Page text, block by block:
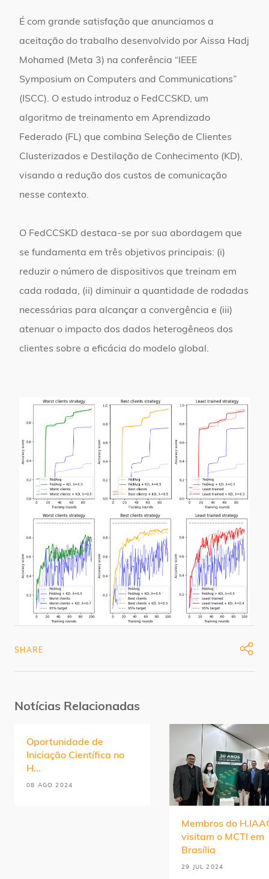
É com grande satisfação que anunciamos a
aceitação do trabalho desenvolvido por Aissa Hadj
Mohamed (Meta 3) na conferência “IEEE
Symposium on Computers and Communications”
(ISCC). O estudo introduz o FedCCSKD, um
algoritmo de treinamento em Aprendizado
Federado (FL) que combina Seleção de Clientes
Clusterizados e Destilação de Conhecimento (KD),
visando a redução dos custos de comunicação
nesse contexto.
O FedCCSKD destaca-se por sua abordagem que
se fundamenta em três objetivos principais: (i)
reduzir o número de dispositivos que treinam em
cada rodada, (ii) diminuir a quantidade de rodadas
necessárias para alcançar a convergência e (iii)
atenuar o impacto dos dados heterogêneos dos
clientes sobre a eficácia do modelo global.
SHARE
Notícias Relacionadas
Oportunidade de
Iniciação Científica no
H...
08 AGO 2024
Membros do
visitam o MCTI em
Brasília
29 JUL 2024